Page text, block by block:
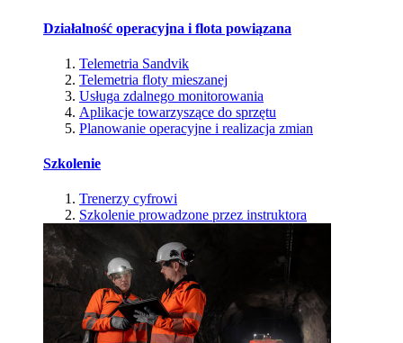
Działalność operacyjna i flota powiązana
Telemetria Sandvik
Telemetria floty mieszanej
Usługa zdalnego monitorowania
Aplikacje towarzyszące do sprzętu
Planowanie operacyjne i realizacja zmian
Szkolenie
Trenerzy cyfrowi
Szkolenie prowadzone przez instruktora